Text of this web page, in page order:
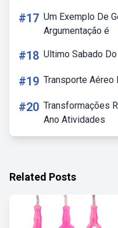
#17 Um Exemplo De
Argumentação é
#18 Ultimo Sabado
#19 Transporte Aéreo
#20 Transformações
Ano Atividades
Related Posts